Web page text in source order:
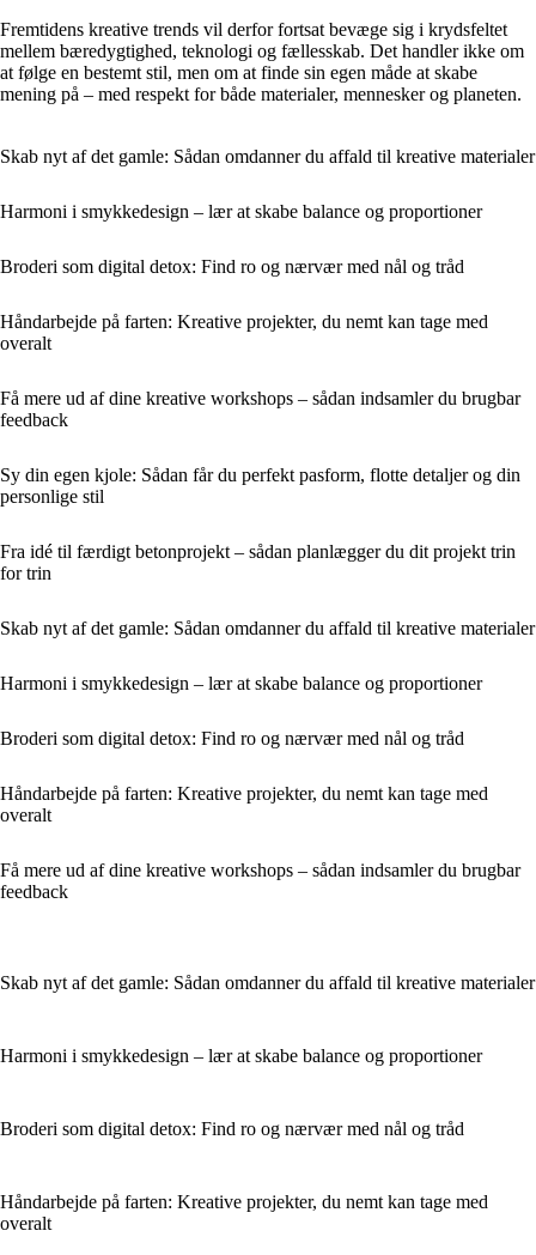
Fremtidens kreative trends vil derfor fortsat bevæge sig i krydsfeltet
mellem bæredygtighed, teknologi og fællesskab. Det handler ikke om
at følge en bestemt stil, men om at finde sin egen måde at skabe
mening på – med respekt for både materialer, mennesker og planeten.
Skab nyt af det gamle: Sådan omdanner du affald til kreative materialer
Harmoni i smykkedesign – lær at skabe balance og proportioner
Broderi som digital detox: Find ro og nærvær med nål og tråd
Håndarbejde på farten: Kreative projekter, du nemt kan tage med
overalt
Få mere ud af dine kreative workshops – sådan indsamler du brugbar
feedback
Sy din egen kjole: Sådan får du perfekt pasform, flotte detaljer og din
personlige stil
Fra idé til færdigt betonprojekt – sådan planlægger du dit projekt trin
for trin
Skab nyt af det gamle: Sådan omdanner du affald til kreative materialer
Harmoni i smykkedesign – lær at skabe balance og proportioner
Broderi som digital detox: Find ro og nærvær med nål og tråd
Håndarbejde på farten: Kreative projekter, du nemt kan tage med
overalt
Få mere ud af dine kreative workshops – sådan indsamler du brugbar
feedback
Skab nyt af det gamle: Sådan omdanner du affald til kreative materialer
Harmoni i smykkedesign – lær at skabe balance og proportioner
Broderi som digital detox: Find ro og nærvær med nål og tråd
Håndarbejde på farten: Kreative projekter, du nemt kan tage med
overalt